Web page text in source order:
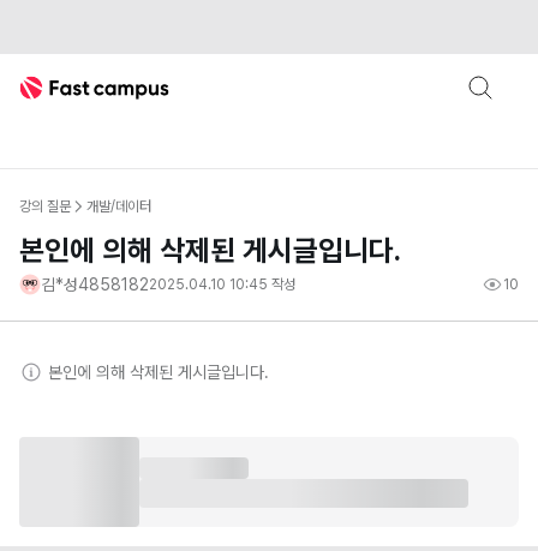
Fast Campus
강의 질문 개발/데이터
본인에 의해 삭제된 게시글입니다.
김*성48581822025.04.10 10:45 작성 10
본인에 의해 삭제된 게시글입니다.